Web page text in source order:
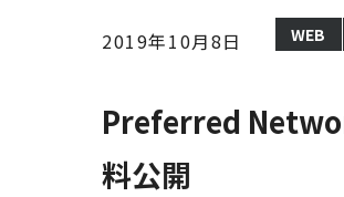
2019年10月8日 WEB
Preferred
料公開